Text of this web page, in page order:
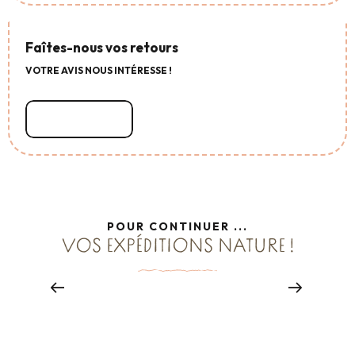
Faîtes-nous vos retours
VOTRE AVIS NOUS INTÉRESSE !
POUR CONTINUER ...
VOS EXPÉDITIONS NATURE !
Les sentiers d’observations et d’initiation
au dessin à Hédé-Bazouges